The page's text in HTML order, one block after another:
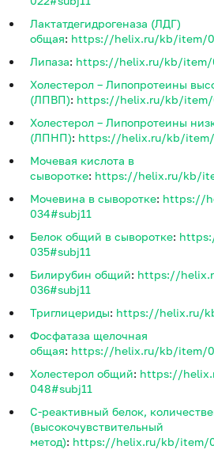
Лактатдегидрогеназа (ЛДГ)
общая: https://helix.ru/kb/item/
Липаза: https://helix.ru/kb/item/
Холестерол – Липопротеины
(ЛПВП): https://helix.ru/kb/item/
Холестерол – Липопротеины
(ЛПНП): https://helix.ru/kb/item/
Мочевая кислота в
сыворотке: https://helix.ru/kb/
Мочевина в сыворотке: https://
034#subj11
Белок общий в сыворотке:
035#subj11
Билирубин общий: https://
036#subj11
Триглицериды: https://helix.ru/
Фосфатаза щелочная
общая: https://helix.ru/kb/item/
Холестерол общий: https://
048#subj11
С-реактивный белок,
(высокочувствительный
метод): https://helix.ru/kb/item/